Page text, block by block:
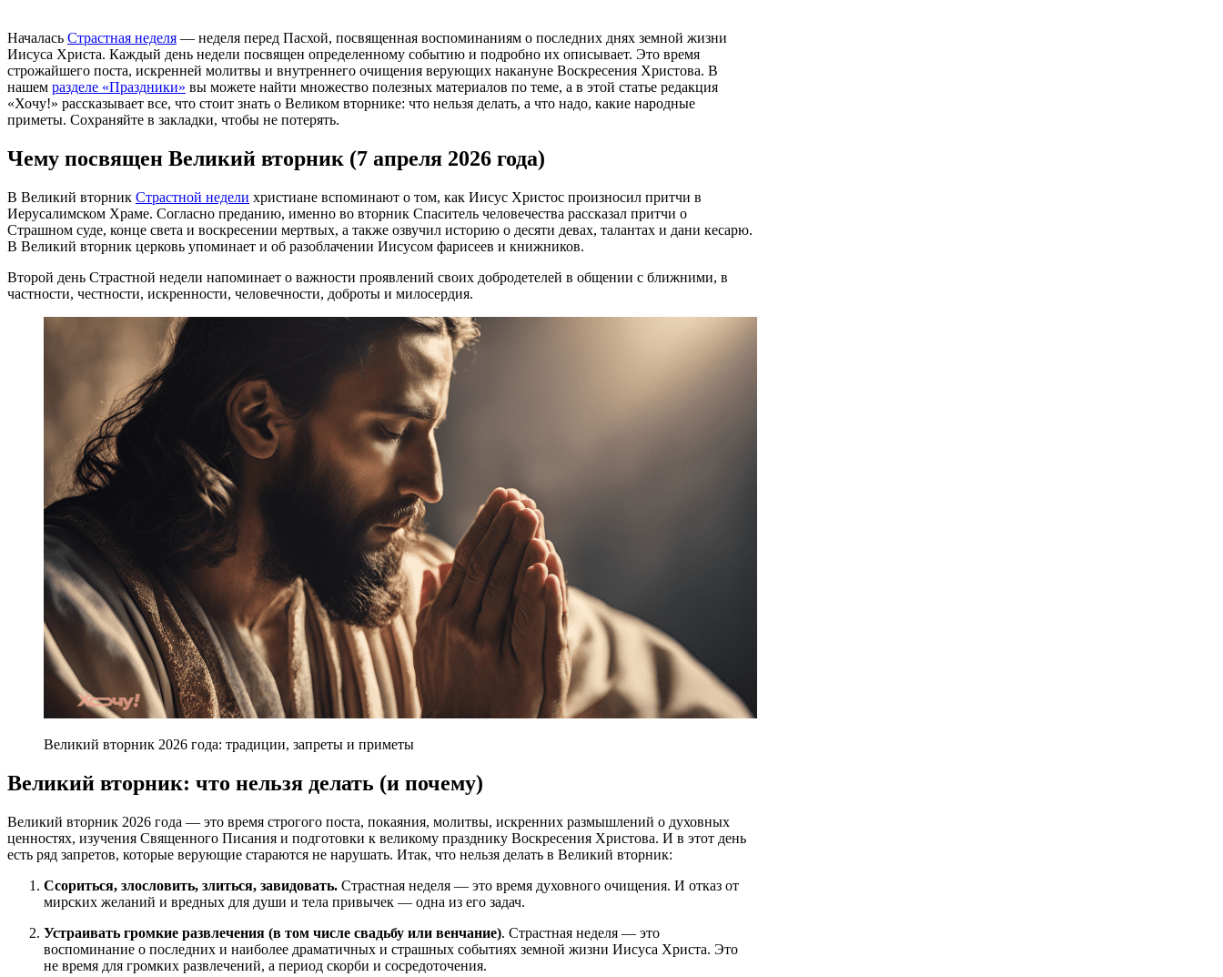
Началась Страстная неделя — неделя перед Пасхой, посвященная воспоминаниям о последних днях земной жизни
Иисуса Христа. Каждый день недели посвящен определенному событию и подробно их описывает. Это время
строжайшего поста, искренней молитвы и внутреннего очищения верующих накануне Воскресения Христова. В
нашем разделе «Праздники» вы можете найти множество полезных материалов по теме, а в этой статье редакция
«Хочу!» рассказывает все, что стоит знать о Великом вторнике: что нельзя делать, а что надо, какие народные
приметы. Сохраняйте в закладки, чтобы не потерять.
Чему посвящен Великий вторник (7 апреля 2026 года)
В Великий вторник Страстной недели христиане вспоминают о том, как Иисус Христос произносил притчи в
Иерусалимском Храме. Согласно преданию, именно во вторник Спаситель человечества рассказал притчи о
Страшном суде, конце света и воскресении мертвых, а также озвучил историю о десяти девах, талантах и дани кесарю.
В Великий вторник церковь упоминает и об разоблачении Иисусом фарисеев и книжников.
Второй день Страстной недели напоминает о важности проявлений своих добродетелей в общении с ближними, в
частности, честности, искренности, человечности, доброты и милосердия.
Великий вторник 2026 года: традиции, запреты и приметы
Великий вторник: что нельзя делать (и почему)
Великий вторник 2026 года — это время строгого поста, покаяния, молитвы, искренних размышлений о духовных
ценностях, изучения Священного Писания и подготовки к великому празднику Воскресения Христова. И в этот день
есть ряд запретов, которые верующие стараются не нарушать. Итак, что нельзя делать в Великий вторник:
Ссориться, злословить, злиться, завидовать. Страстная неделя — это время духовного очищения. И отказ от
мирских желаний и вредных для души и тела привычек — одна из его задач.
Устраивать громкие развлечения (в том числе свадьбу или венчание). Страстная неделя — это
воспоминание о последних и наиболее драматичных и страшных событиях земной жизни Иисуса Христа. Это
не время для громких развлечений, а период скорби и сосредоточения.